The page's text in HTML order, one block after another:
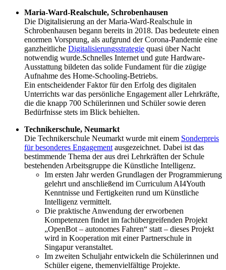
Maria-Ward-Realschule, Schrobenhausen
Die Digitalisierung an der Maria-Ward-Realschule in
Schrobenhausen begann bereits in 2018. Das bedeutete einen
enormen Vorsprung, als aufgrund der Corona-Pandemie eine
ganzheitliche Digitalisierungsstrategie quasi über Nacht
notwendig wurde.Schnelles Internet und gute Hardware-
Ausstattung bildeten das solide Fundament für die zügige
Aufnahme des Home-Schooling-Betriebs.
Ein entscheidender Faktor für den Erfolg des digitalen
Unterrichts war das persönliche Engagement aller Lehrkräfte,
die die knapp 700 Schülerinnen und Schüler sowie deren
Bedürfnisse stets im Blick behielten.
Technikerschule, Neumarkt
Die Technikerschule Neumarkt wurde mit einem Sonderpreis
für besonderes Engagement ausgezeichnet. Dabei ist das
bestimmende Thema der aus drei Lehrkräften der Schule
bestehenden Arbeitsgruppe die Künstliche Intelligenz.
Im ersten Jahr werden Grundlagen der Programmierung
gelehrt und anschließend im Curriculum AI4Youth
Kenntnisse und Fertigkeiten rund um Künstliche
Intelligenz vermittelt.
Die praktische Anwendung der erworbenen
Kompetenzen findet im fachübergreifenden Projekt
„OpenBot – autonomes Fahren“ statt – dieses Projekt
wird in Kooperation mit einer Partnerschule in
Singapur veranstaltet.
Im zweiten Schuljahr entwickeln die Schülerinnen und
Schüler eigene, themenvielfältige Projekte.